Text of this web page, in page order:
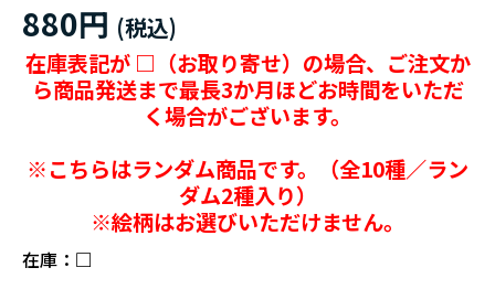
880円
在庫表記が □（お取り寄せ）の場合、ご注文か
ら商品発送まで最長3か月ほどお時間をいただ
く場合がございます。
※こちらはランダム商品です。（全10種／ラン
ダム2種入り）
※絵柄はお選びいただけません。
在庫： □